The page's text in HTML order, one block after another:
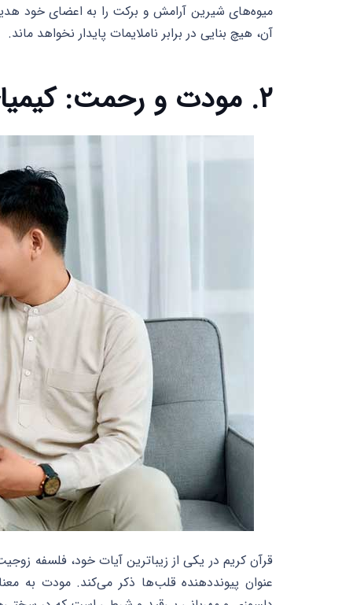
میوه‌های شیرین آرامش و برکت را به اعضای خود
آن، هیچ بنایی در برابر ناملایمات پایدار نخواهد ماند.
۲. مودت و رحمت: کیمیای پیوند عاطفی
قرآن کریم در یکی از زیباترین آیات خود، فلسفه
عنوان پیونددهنده قلب‌ها ذکر می‌کند. مودت به